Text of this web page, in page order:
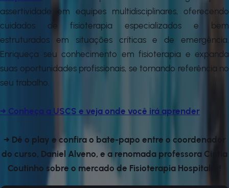
assertividade em equipes multidisciplinares, oferecendo
cuidados de fisioterapia especializados e bem
estruturados em situações críticas e de emergência.
Enriqueça seu conhecimento em fisioterapia e expanda
suas oportunidades profissionais, se tornando referência no
seu trabalho.
→ Conheça a USCS e veja onde você irá aprender
→ Dê o play e confira o bate-papo entre o coordenador
do curso, Daniel Alveno, e a renomada professora Cintia
Coutinho sobre o mercado de Fisioterapia Hospitalar!